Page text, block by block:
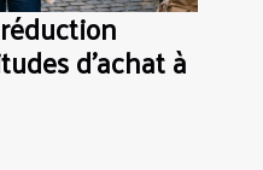
d’achat à